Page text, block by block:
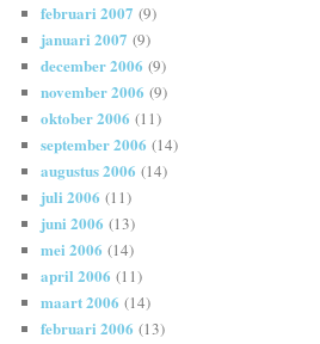
februari 2007 (9)
januari 2007 (9)
december 2006 (9)
november 2006 (9)
oktober 2006 (11)
september 2006 (14)
augustus 2006 (14)
juli 2006 (11)
juni 2006 (13)
mei 2006 (14)
april 2006 (11)
maart 2006 (14)
februari 2006 (13)